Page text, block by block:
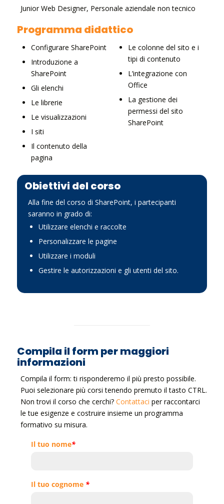
Junior Web Designer, Personale aziendale non tecnico
Programma didattico
Configurare SharePoint
Introduzione a
SharePoint
Gli elenchi
Le librerie
Le visualizzazioni
I siti
Il contenuto della
pagina
Le colonne del sito e i
tipi di contenuto
L’integrazione con
Office
La gestione dei
permessi del sito
SharePoint
Obiettivi del corso
Alla fine del corso di SharePoint, i partecipanti
saranno in grado di:
Utilizzare elenchi e raccolte
Personalizzare le pagine
Utilizzare i moduli
Gestire le autorizzazioni e gli utenti del sito.
Compila il form per maggiori
informazioni
Compila il form: ti risponderemo il più presto possibile.
Puoi selezionare più corsi tenendo premuto il tasto CTRL.
Non trovi il corso che cerchi?Contattaci per raccontarci
le tue esigenze e costruire insieme un programma
formativo su misura.
Il tuo nome*
Il tuo cognome *